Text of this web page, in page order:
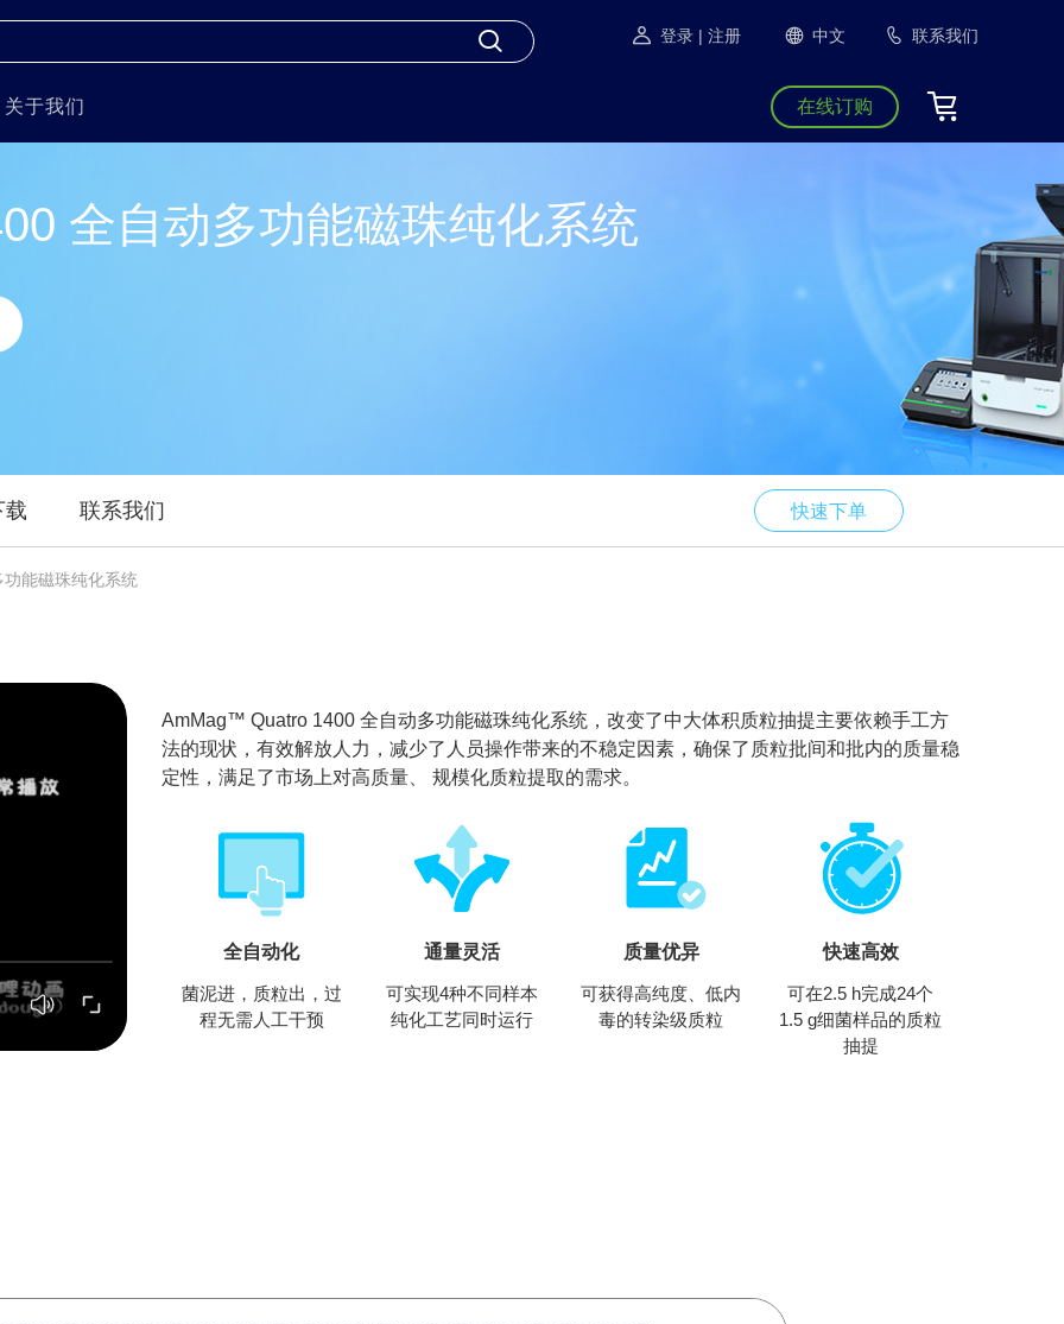
登录 | 注册 中文 联系我们
关于我们 在线订购
全自动多功能磁珠纯化系统
载 联系我们 快速下单
能磁珠纯化系统
AmMag™ Quatro 1400 全自动多功能磁珠纯化系统，改变了中大体积质粒抽提主要依赖手工方
法的现状，有效解放人力，减少了人员操作带来的不稳定因素，确保了质粒批间和批内的质量稳
定性，满足了市场上对高质量、 规模化质粒提取的需求。
全自动化
菌泥进，质粒出，过
程无需人工干预
通量灵活
可实现4种不同样本
纯化工艺同时运行
质量优异
可获得高纯度、低内
毒的转染级质粒
快速高效
可在2.5 h完成24个
1.5 g细菌样品的质粒
抽提